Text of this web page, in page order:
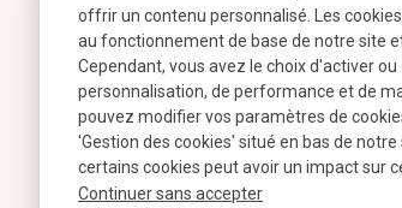
offrir un contenu personnalisé. Les
au fonctionnement de base de notre site
Cependant, vous avez le choix d'activer
personnalisation, de performance et de
pouvez modifier vos paramètres de
'Gestion des cookies' situé en bas de
certains cookies peut avoir un impact sur
Continuer sans accepter